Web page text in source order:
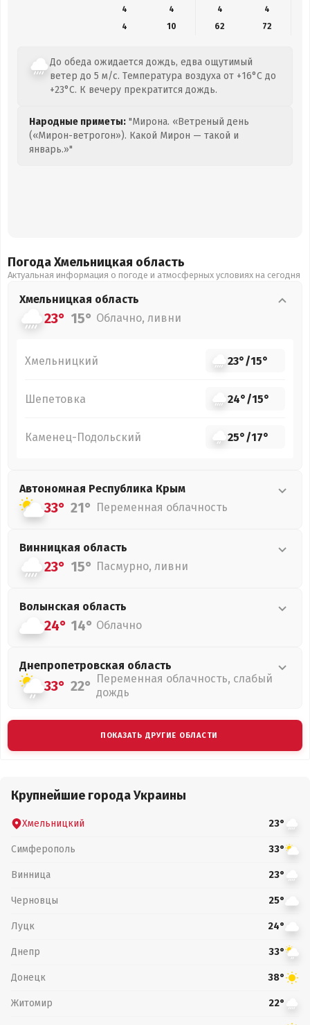
4
4 4
4
4
10 62 72
До обеда ожидается дождь, едва ощутимый
ветер до 5 м/с. Температура воздуха от +16°C до
+23°C. К вечеру прекратится дождь.
Народные приметы: "Мирона. «Ветреный день
(«Мирон-ветрогон»). Какой Мирон — такой и
январь.»"
Погода Хмельницкая область
Актуальная информация о погоде и атмосферных условиях на сегодня
Хмельницкая область
23° 15° Облачно, ливни
Хмельницкий 23°/15°
Шепетовка 24°/15°
Каменец-Подольский 25°/17°
Автономная Республика Крым
33° 21° Переменная облачность
Винницкая область
23° 15° Пасмурно, ливни
Волынская область
24° 14° Облачно
Днепропетровская область
33° 22° Переменная облачность, слабый
дождь
ПОКАЗАТЬ ДРУГИЕ ОБЛАСТИ
Крупнейшие города Украины
Хмельницкий 23°
Симферополь 33°
Винница 23°
Черновцы 25°
Луцк 24°
Днепр 33°
Донецк 38°
Житомир 22°